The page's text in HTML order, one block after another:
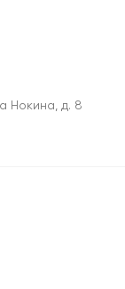
Нокина, д. 8